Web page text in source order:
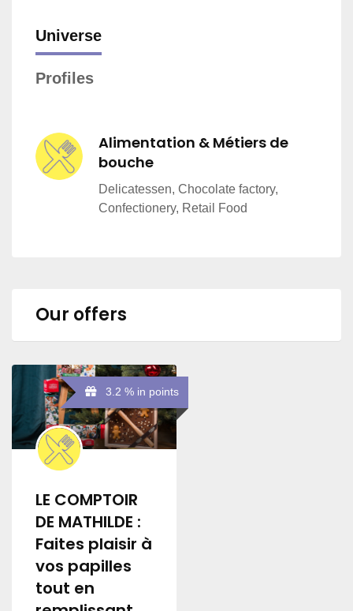
Universe
Profiles
Alimentation & Métiers de
bouche
Delicatessen, Chocolate factory,
Confectionery, Retail Food
Our offers
3.2 % in points
LE COMPTOIR
DE MATHILDE :
Faites plaisir à
vos papilles
tout en